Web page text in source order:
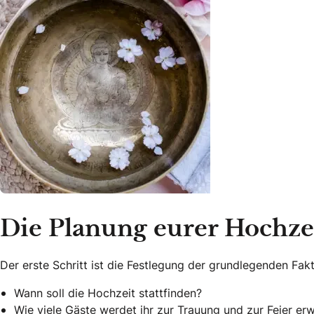
Die Planung eurer
Der erste Schritt ist die Festlegung der grundlegenden
Wann soll die Hochzeit stattfinden?
Wie viele Gäste werdet ihr zur Trauung und zur Feier